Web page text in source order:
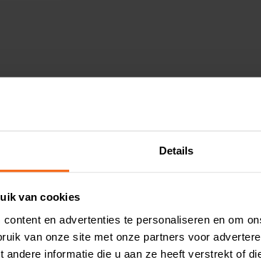
Details
van cookies
en advertenties te personaliseren en om
van onze site met onze partners voor
andere informatie die u aan ze heeft verstrekt of